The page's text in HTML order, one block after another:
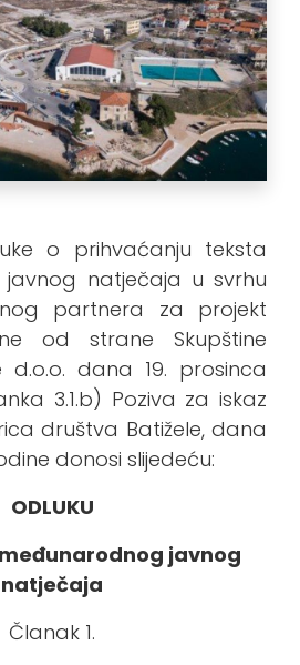
o prihvaćanju teksta
natječaja u svrhu
partnera za projekt
od strane Skupštine
d.o.o. dana 19. prosinca
3.1.b) Poziva za iskaz
društva Batižele, dana
donosi slijedeću:
ODLUKU
javnog
natječaja
Članak 1.